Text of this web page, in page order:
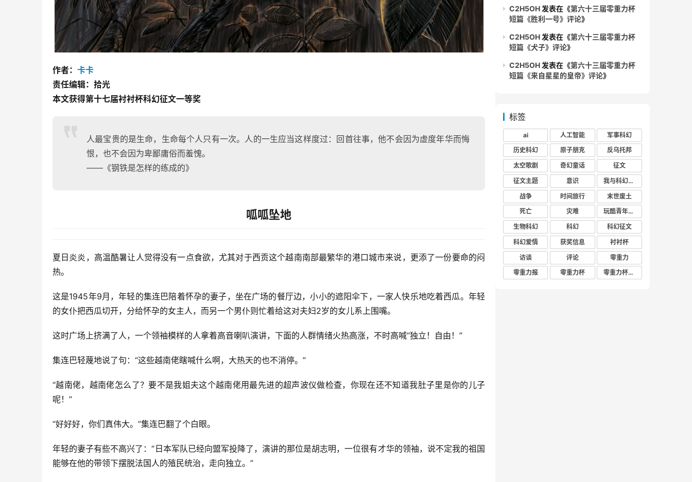
作者： 卡卡
责任编辑：拾光
本文获得第十七届衬衬杯科幻征文一等奖
人最宝贵的是生命，生命每个人只有一次。人的一生应当这样度过：回首往事，他不会因为虚度年华而悔
恨，也不会因为卑鄙庸俗而羞愧。
——《钢铁是怎样的练成的》
呱呱坠地
夏日炎炎，高温酷暑让人觉得没有一点食欲，尤其对于西贡这个越南南部最繁华的港口城市来说，更添了一份要命的闷
热。
这是1945年9月，年轻的集连巴陪着怀孕的妻子，坐在广场的餐厅边，小小的遮阳伞下，一家人快乐地吃着西瓜。年轻
的女仆把西瓜切开，分给怀孕的女主人，而另一个男仆则忙着给这对夫妇2岁的女儿系上围嘴。
这时广场上挤满了人，一个领袖模样的人拿着高音喇叭演讲，下面的人群情绪火热高涨，不时高喊“独立！自由！”
集连巴轻蔑地说了句：“这些越南佬瞎喊什么啊，大热天的也不消停。”
“越南佬，越南佬怎么了？要不是我姐夫这个越南佬用最先进的超声波仪做检查，你现在还不知道我肚子里是你的儿子
呢！”
“好好好，你们真伟大。”集连巴翻了个白眼。
年轻的妻子有些不高兴了：“日本军队已经向盟军投降了，演讲的那位是胡志明，一位很有才华的领袖，说不定我的祖国
能够在他的带领下摆脱法国人的殖民统治，走向独立。”
C2H5OH 发表在《第六十三届零重力杯
短篇《胜利一号》评论》
C2H5OH 发表在《第六十三届零重力杯
短篇《犬子》评论》
C2H5OH 发表在《第六十三届零重力杯
短篇《来自星星的皇帝》评论》
标签
ai 人工智能
军事科幻
历史科幻
原子朋克
反乌托邦
太空歌剧
奇幻童话
征文
征文主题
意识
我与科幻的回忆
战争
时间旅行
末世废土
死亡
灾难
玩酷青年零重力联合征文
生物科幻
科幻
科幻征文
科幻爱情
获奖信息
衬衬杯
访谈
评论
零重力
零重力报
零重力杯 零重力杯评论